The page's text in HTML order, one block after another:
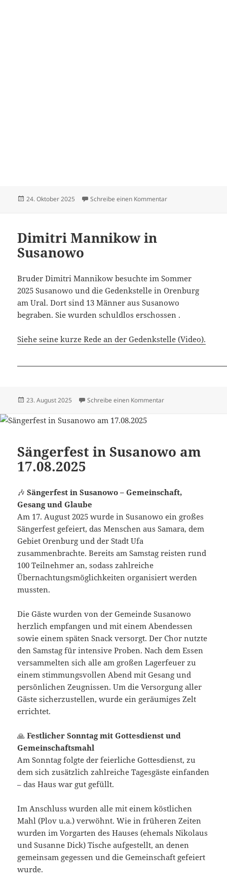
Veröffentlicht
24. Oktober 2025 Schreibe einen Kommentarzu Hildebrandt
Dimitri Mannikow in
Susanowo
Bruder Dimitri Mannikow besuchte im Sommer
2025 Susanowo und die Gedenkstelle in Orenburg
am Ural. Dort sind 13 Männer aus Susanowo
begraben. Sie wurden schuldlos erschossen .
Siehe seine kurze Rede an der Gedenkstelle (Video).
Veröffentlicht
23. August 2025 Schreibe einen Kommentarzu Dimitri Mannikow
Sängerfest in Susanowo am
17.08.2025
🎶Sängerfest in Susanowo – Gemeinschaft,
Gesang und Glaube
Am 17. August 2025 wurde in Susanowo ein großes
Sängerfest gefeiert, das Menschen aus Samara, dem
Gebiet Orenburg und der Stadt Ufa
zusammenbrachte. Bereits am Samstag reisten rund
100 Teilnehmer an, sodass zahlreiche
Übernachtungsmöglichkeiten organisiert werden
mussten.
Die Gäste wurden von der Gemeinde Susanowo
herzlich empfangen und mit einem Abendessen
sowie einem späten Snack versorgt. Der Chor nutzte
den Samstag für intensive Proben. Nach dem Essen
versammelten sich alle am großen Lagerfeuer zu
einem stimmungsvollen Abend mit Gesang und
persönlichen Zeugnissen. Um die Versorgung aller
Gäste sicherzustellen, wurde ein geräumiges Zelt
errichtet.
🙏Festlicher Sonntag mit Gottesdienst und
Gemeinschaftsmahl
Am Sonntag folgte der feierliche Gottesdienst, zu
dem sich zusätzlich zahlreiche Tagesgäste einfanden
– das Haus war gut gefüllt.
Im Anschluss wurden alle mit einem köstlichen
Mahl (Plov u.a.) verwöhnt. Wie in früheren Zeiten
wurden im Vorgarten des Hauses (ehemals Nikolaus
und Susanne Dick) Tische aufgestellt, an denen
gemeinsam gegessen und die Gemeinschaft gefeiert
wurde.